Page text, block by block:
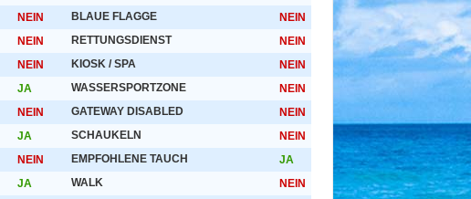
NEIN BLAUE FLAGGE
NEIN
NEIN RETTUNGSDIENST
NEIN
NEIN KIOSK / SPA
NEIN
JA WASSERSPORTZONE
NEIN
NEIN GATEWAY DISABLED
NEIN
JA SCHAUKELN
NEIN
NEIN EMPFOHLENE TAUCH
JA
JA WALK
NEIN